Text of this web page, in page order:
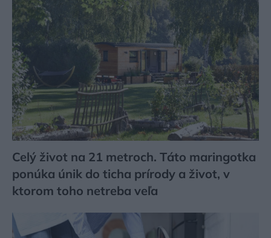
Celý život na 21 metroch. Táto maringotka
ponúka únik do ticha prírody a život, v
ktorom toho netreba veľa